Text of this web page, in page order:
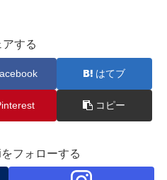
アする
はてブ
コピー
フォローする